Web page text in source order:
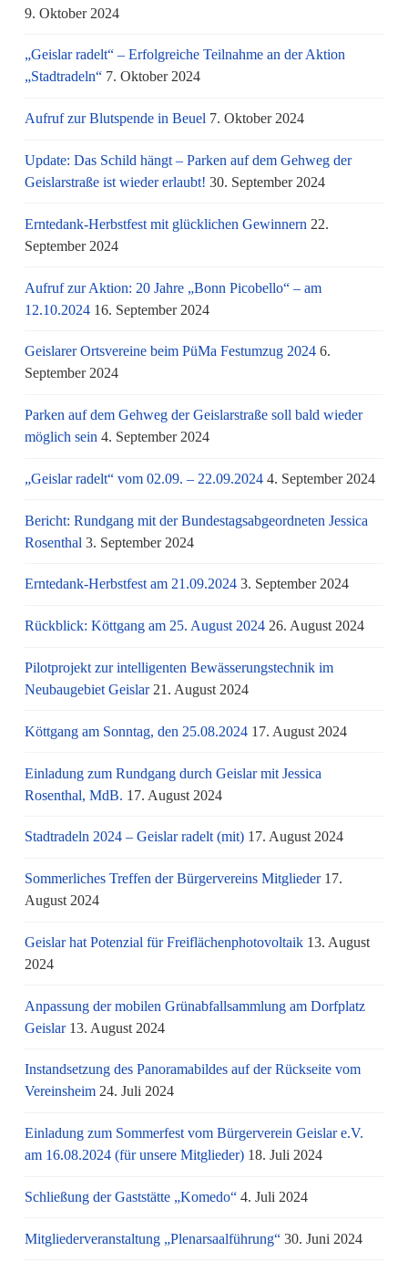
9. Oktober 2024
„Geislar radelt“ – Erfolgreiche Teilnahme an der Aktion
„Stadtradeln“ 7. Oktober 2024
Aufruf zur Blutspende in Beuel 7. Oktober 2024
Update: Das Schild hängt – Parken auf dem Gehweg der
Geislarstraße ist wieder erlaubt! 30. September 2024
Erntedank-Herbstfest mit glücklichen Gewinnern 22.
September 2024
Aufruf zur Aktion: 20 Jahre „Bonn Picobello“ – am
12.10.2024 16. September 2024
Geislarer Ortsvereine beim PüMa Festumzug 2024 6.
September 2024
Parken auf dem Gehweg der Geislarstraße soll bald wieder
möglich sein 4. September 2024
„Geislar radelt“ vom 02.09. – 22.09.2024 4. September 2024
Bericht: Rundgang mit der Bundestagsabgeordneten Jessica
Rosenthal 3. September 2024
Erntedank-Herbstfest am 21.09.2024 3. September 2024
Rückblick: Köttgang am 25. August 2024 26. August 2024
Pilotprojekt zur intelligenten Bewässerungstechnik im
Neubaugebiet Geislar 21. August 2024
Köttgang am Sonntag, den 25.08.2024 17. August 2024
Einladung zum Rundgang durch Geislar mit Jessica
Rosenthal, MdB. 17. August 2024
Stadtradeln 2024 – Geislar radelt (mit) 17. August 2024
Sommerliches Treffen der Bürgervereins Mitglieder 17.
August 2024
Geislar hat Potenzial für Freiflächenphotovoltaik 13. August
2024
Anpassung der mobilen Grünabfallsammlung am Dorfplatz
Geislar 13. August 2024
Instandsetzung des Panoramabildes auf der Rückseite vom
Vereinsheim 24. Juli 2024
Einladung zum Sommerfest vom Bürgerverein Geislar e.V.
am 16.08.2024 (für unsere Mitglieder) 18. Juli 2024
Schließung der Gaststätte „Komedo“ 4. Juli 2024
Mitgliederveranstaltung „Plenarsaalführung“ 30. Juni 2024